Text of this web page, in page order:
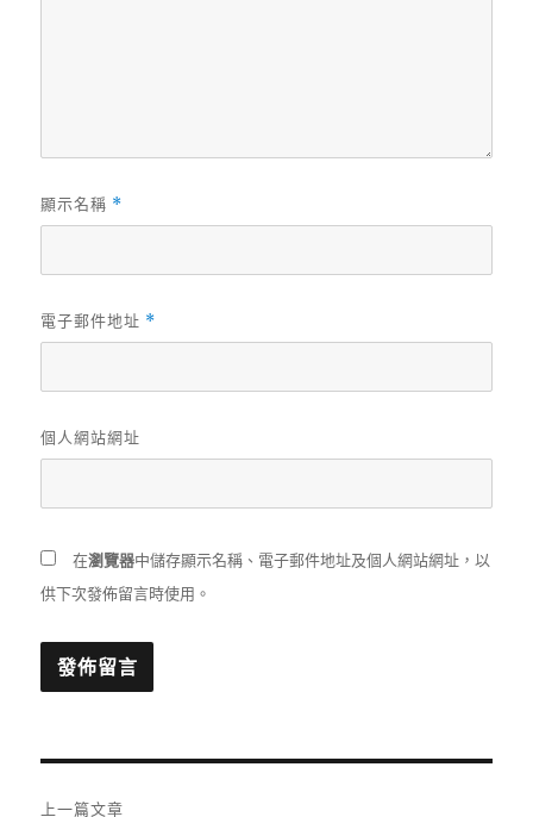
顯示名稱 *
電子郵件地址 *
個人網站網址
在瀏覽器中儲存顯示名稱、電子郵件地址及個人網站網址，以
供下次發佈留言時使用。
上一篇文章